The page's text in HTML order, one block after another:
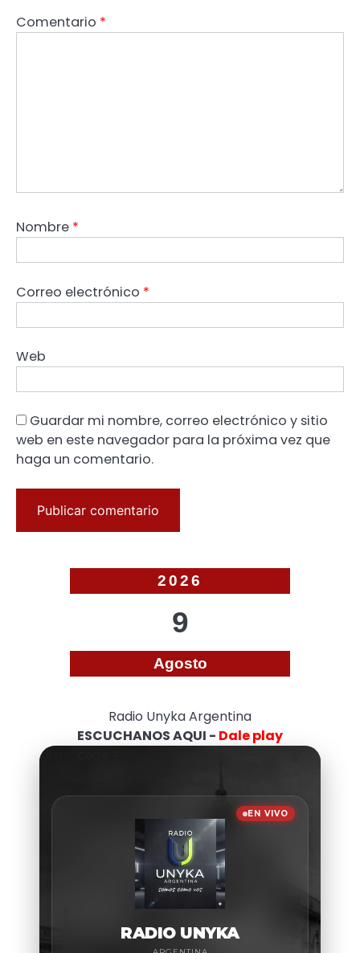
Comentario *
Nombre *
Correo electrónico *
Web
Guardar mi nombre, correo electrónico y sitio
web en este navegador para la próxima vez que
haga un comentario.
2026
9
Agosto
Radio Unyka Argentina
ESCUCHANOS AQUI - Dale play